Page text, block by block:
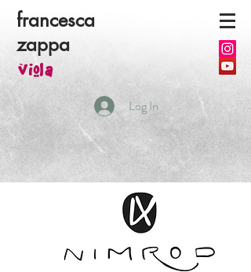
viola
francesca
zappa
Log In